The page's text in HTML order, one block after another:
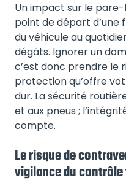
Un impact sur le
point de départ d’une
du véhicule au
dégâts. Ignorer un
c’est donc prendre le
protection qu’offre
dur. La sécurité
et aux pneus ;
compte.
Le risque de
vigilance du